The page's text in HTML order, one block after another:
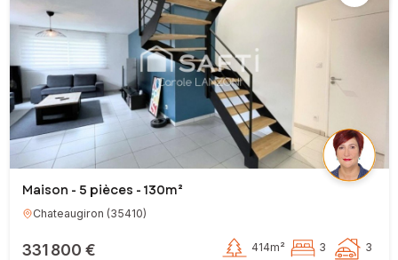
Maison - 5 pièces - 130m²
Chateaugiron (35410)
331 800 € 414m² 3 3